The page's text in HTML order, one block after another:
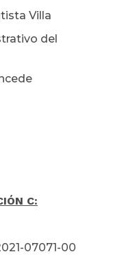
Villa
del
C:
07071-00